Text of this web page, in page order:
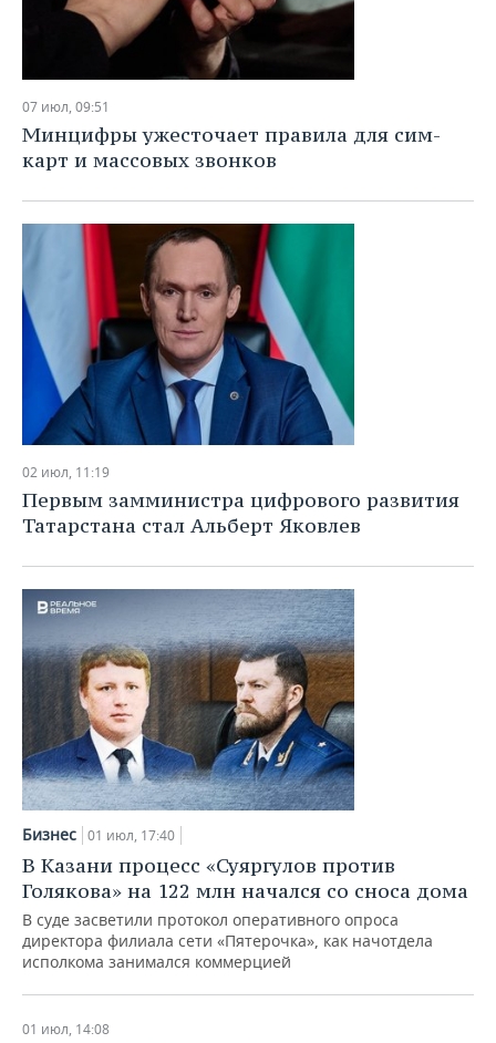
07 июл, 09:51
Минцифры ужесточает правила для сим-
карт и массовых звонков
02 июл, 11:19
Первым замминистра цифрового развития
Татарстана стал Альберт Яковлев
Бизнес 01 июл, 17:40
В Казани процесс «Суяргулов против
Голякова» на 122 млн начался со сноса дома
В суде засветили протокол оперативного опроса
директора филиала сети «Пятерочка», как начотдела
исполкома занимался коммерцией
01 июл, 14:08